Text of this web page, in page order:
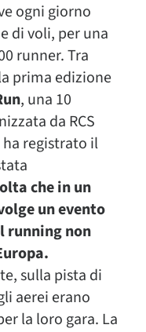
ogni giorno
di voli, per una
runner. Tra
prima edizione
, una 10
da RCS
ha registrato il
che in un
un evento
running non
sulla pista di
aerei erano
la loro gara. La